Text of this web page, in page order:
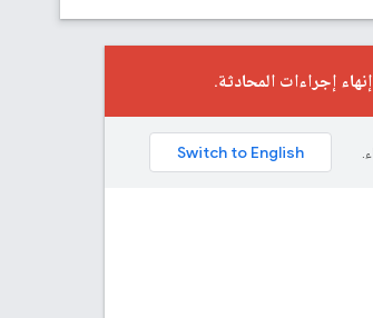
إنهاء إجراءات المحادثة.